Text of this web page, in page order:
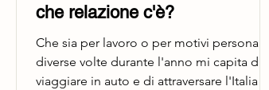
che relazione c'è?
Che sia per lavoro o per motivi personali,
diverse volte durante l'anno mi capita di
viaggiare in auto e di attraversare l'Italia da